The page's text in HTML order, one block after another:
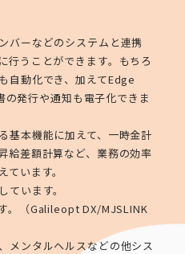
バーなどのシステムと連携
行うことができます。もちろ
自動化でき、加えてEdge
発行や通知も電子化できま
基本機能に加えて、一時金計
給差額計算など、業務の効率
います。
います。
。（Galileopt DX/MJSLINK
メンタルヘルスなどの他シス